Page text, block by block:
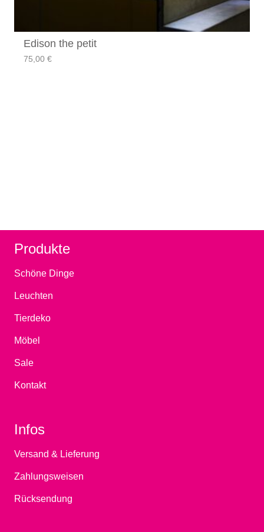
Edison the petit
75,00 €
Produkte
Schöne Dinge
Leuchten
Tierdeko
Möbel
Sale
Kontakt
Infos
Versand & Lieferung
Zahlungsweisen
Rücksendung